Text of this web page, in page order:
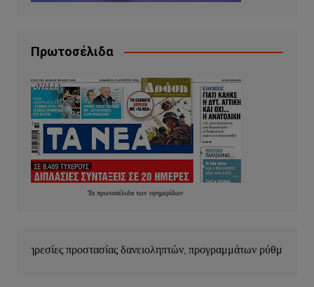
Πρωτοσέλιδα
Ταπρωτοσέλιδατωνεφημερίδων
δανειοληπτών, προγραμμάτων ρύθμισης οφειλών και